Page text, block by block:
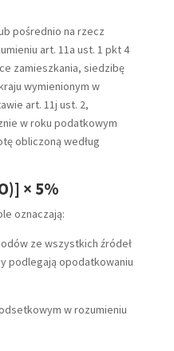
pośrednio na rzecz
art. 11a ust. 1 pkt 4
zamieszkania, siedzibę
wymienionym w
art. 11j ust. 2,
w roku podatkowym
obliczoną według
× 5%
oznaczają:
ze wszystkich źródeł
podlegają opodatkowaniu
w rozumieniu